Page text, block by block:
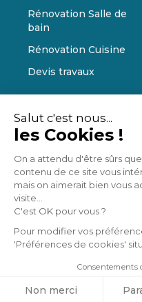
Salut c'est nous...
les Cookies !
On a attendu d'être sûrs
contenu de ce site vous
mais on aimerait bien vous
visite...
C'est OK pour vous ?
Pour modifier vos
'Préférences de cookies'
Consentements
Non merci
Rénovation Salle de
bain
Rénovation Cuisine
Devis travaux